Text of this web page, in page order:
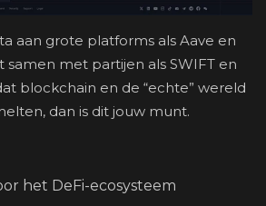
aan grote platforms als Aave en
samen met partijen als SWIFT en
blockchain en de “echte” wereld
dan is dit jouw munt.
het DeFi-ecosysteem